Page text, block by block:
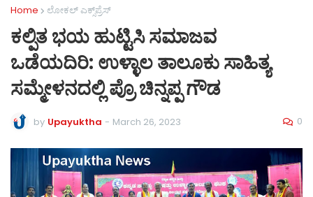
Home ಲೋಕಲ್ ಎಕ್ಸ್‌ಪ್ರೆಸ್
ಕಲ್ಪಿತ ಭಯ ಹುಟ್ಟಿಸಿ ಸಮಾಜವ
ಒಡೆಯದಿರಿ: ಉಳ್ಳಾಲ ತಾಲೂಕು ಸಾಹಿತ್ಯ
ಸಮ್ಮೇಳನದಲ್ಲಿ ಪ್ರೊ ಚಿನ್ನಪ್ಪ ಗೌಡ
by Upayuktha - March 26, 2023 0